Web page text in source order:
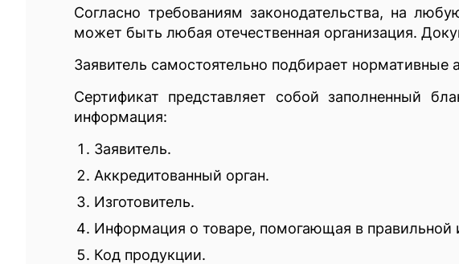
Согласно требованиям законодательства, на
может быть любая отечественная организация.
Заявитель самостоятельно подбирает нормативные
Сертификат представляет собой заполненный
информация:
Заявитель.
Аккредитованный орган.
Изготовитель.
Информация о товаре, помогающая в правильной
Код продукции.